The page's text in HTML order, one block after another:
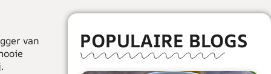
van
POPULAIRE BLOGS